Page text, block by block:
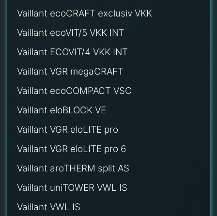
Vaillant ecoCRAFT exclusiv VKK
Vaillant ecoVIT/5 VKK INT
Vaillant ECOVIT/4 VKK INT
Vaillant VGR megaCRAFT
Vaillant ecoCOMPACT VSC
Vaillant eloBLOCK VE
Vaillant VGR eloLITE pro
Vaillant VGR eloLITE pro 6
Vaillant aroTHERM split AS
Vaillant uniTOWER VWL IS
Vaillant VWL IS